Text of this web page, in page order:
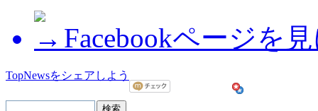
Facebookページを
TopNewsをシェアしよう